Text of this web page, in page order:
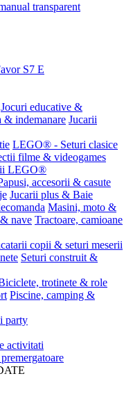
transparent
S7 E
Jocuri educative &
& indemanare Jucarii
LEGO® - Seturi clasice
filme & videogames
LEGO®
accesorii & casute
Jucarii plus & Baie
Masini, moto &
nave Tractoare, camioane
copii & seturi meserii
Seturi construit &
trotinete & role
Piscine, camping &
party
activitati